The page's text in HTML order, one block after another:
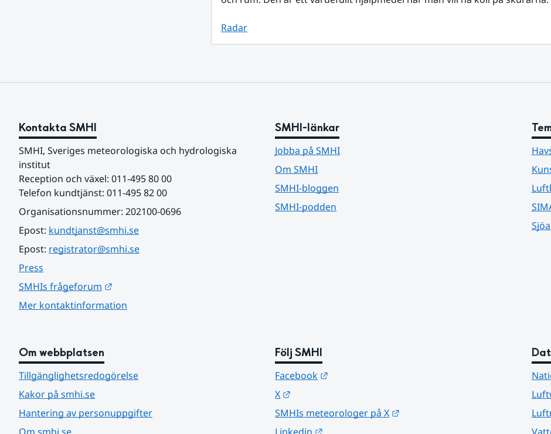
Radar
Kontakta SMHI
SMHI, Sveriges meteorologiska och hydrologiska
institut
Reception och växel: 011-495 80 00
Telefon kundtjänst: 011-495 82 00
Organisationsnummer: 202100-0696
Epost: kundtjanst@smhi.se
Epost: registrator@smhi.se
Press
SMHIs frågeforum
Mer kontaktinformation
SMHI-länkar
Jobba på SMHI
Om SMHI
SMHI-bloggen
SMHI-podden
Om webbplatsen
Tillgänglighetsredogörelse
Kakor på smhi.se
Hantering av personuppgifter
Följ SMHI
Facebook
X
SMHIs meteorologer på X